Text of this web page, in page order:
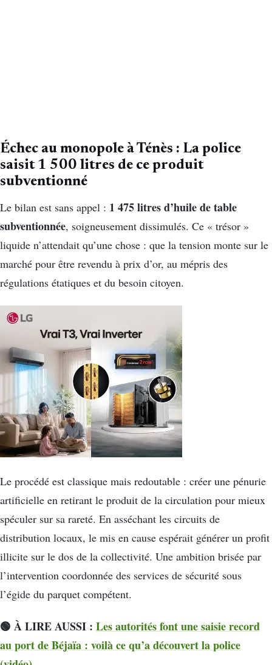
Échec au monopole à Ténès : La police
saisit 1 500 litres de ce produit
subventionné
Le bilan est sans appel : 1 475 litres d’huile de table
subventionnée, soigneusement dissimulés. Ce « trésor »
liquide n’attendait qu’une chose : que la tension monte sur le
marché pour être revendu à prix d’or, au mépris des
régulations étatiques et du besoin citoyen.
Le procédé est classique mais redoutable : créer une pénurie
artificielle en retirant le produit de la circulation pour mieux
spéculer sur sa rareté. En asséchant les circuits de
distribution locaux, le mis en cause espérait générer un profit
illicite sur le dos de la collectivité. Une ambition brisée par
l’intervention coordonnée des services de sécurité sous
l’égide du parquet compétent.
🟢 À LIRE AUSSI : Les autorités font une saisie record
au port de Béjaïa : voilà ce qu’a découvert la police